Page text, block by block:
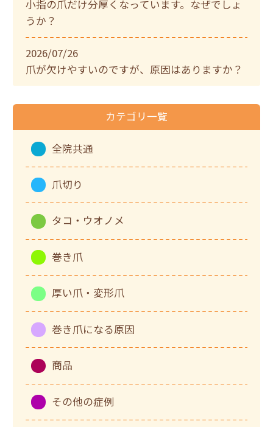
小指の爪だけ分厚くなっています。なぜでしょ
うか？
2026/07/26
爪が欠けやすいのですが、原因はありますか？
カテゴリ一覧
全院共通
爪切り
タコ・ウオノメ
巻き爪
厚い爪・変形爪
巻き爪になる原因
商品
その他の症例